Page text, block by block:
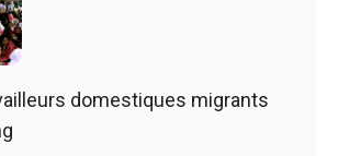
domestiques migrants